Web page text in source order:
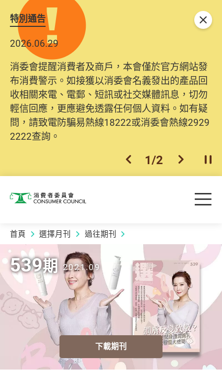
特別通告
2026.06.29
消委會提醒消費者及商戶，本會僅於官方網站發
布消費警示。如接獲以消委會名義發出的產品回
收相關來電、電郵、短訊或社交媒體訊息，切勿
輕信回應，更應避免透露任何個人資料。如有疑
問，請致電防騙易熱線18222或消委會熱線2929
2222查詢。
上一個
1/2 下一個開
關閉
消費者委員會 目
首頁 選擇月刊 過往期刊
2021.09 | 539期
539期 2021.09
下載期刊